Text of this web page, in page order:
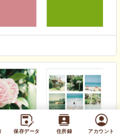
保存データ 住所録 アカウント